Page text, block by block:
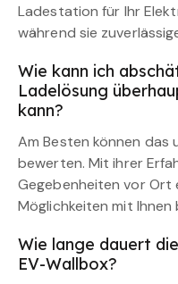
Ladestation für Ihr
während sie
Wie kann ich
Ladelösung
kann?
Am Besten können das
bewerten. Mit ihrer
Gegebenheiten vor Ort
Möglichkeiten mit Ihnen
Wie lange dauert
EV-Wallbox?